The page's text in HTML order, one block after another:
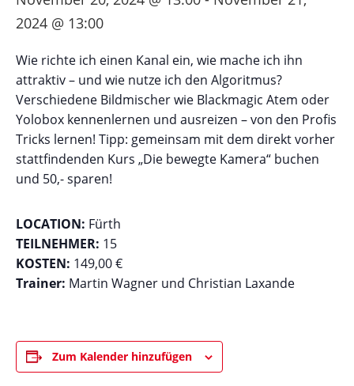
2024 @ 13:00
Wie richte ich einen Kanal ein, wie mache ich ihn
attraktiv – und wie nutze ich den Algoritmus?
Verschiedene Bildmischer wie Blackmagic Atem oder
Yolobox kennenlernen und ausreizen – von den Profis
Tricks lernen! Tipp: gemeinsam mit dem direkt vorher
stattfindenden Kurs „Die bewegte Kamera“ buchen
und 50,- sparen!
LOCATION: Fürth
TEILNEHMER: 15
KOSTEN: 149,00 €
Trainer: Martin Wagner und Christian Laxande
Zum Kalender hinzufügen